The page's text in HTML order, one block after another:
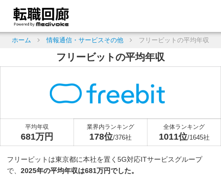
ホーム 情報通信・サービスその他 フリービットの平均年収
フリービットの平均年収
平均年収
681万円
業界内ランキング
178位/376社
全体ランキング
1011位/1645社
フリービットは東京都に本社を置く5G対応ITサービスグループ
で、2025年の平均年収は681万円でした。